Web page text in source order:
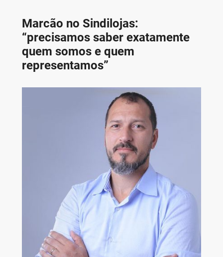
Marcão no Sindilojas:
“precisamos saber exatamente
quem somos e quem
representamos”